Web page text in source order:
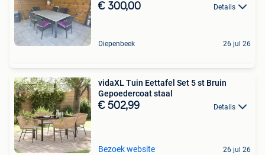
€ 300,00 Details
Diepenbeek 26 jul 26
vidaXL Tuin Eettafel Set 5 st Bruin
Gepoedercoat staal
€ 502,99 Details
Bezoek website 26 jul 26